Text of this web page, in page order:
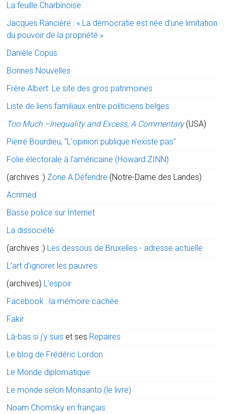
La feuille Charbinoise
Jacques Rancière : « La démocratie est née d’une limitation
du pouvoir de la propriété »
Danièle Copus
Bonnes Nouvelles
Frère Albert: Le site des gros patrimoines
Liste de liens familiaux entre politiciens belges
Too Much –Inequality and Excess, A Commentary (USA)
Pierre Bourdieu, "L'opinion publique n'existe pas"
Folie électorale à l’américaine (Howard ZINN)
(archives :) Zone A Défendre (Notre-Dame des Landes)
Acrimed
Basse police sur Internet
La dissociété
(archives :) Les dessous de Bruxelles - adresse actuelle
L’art d’ignorer les pauvres
(archives) L'espoir
Facebook : la mémoire cachée
Fakir
Là-bas si j'y suis et ses Repaires
Le blog de Frédéric Lordon
Le Monde diplomatique
Le monde selon Monsanto (le livre)
Noam Chomsky en français